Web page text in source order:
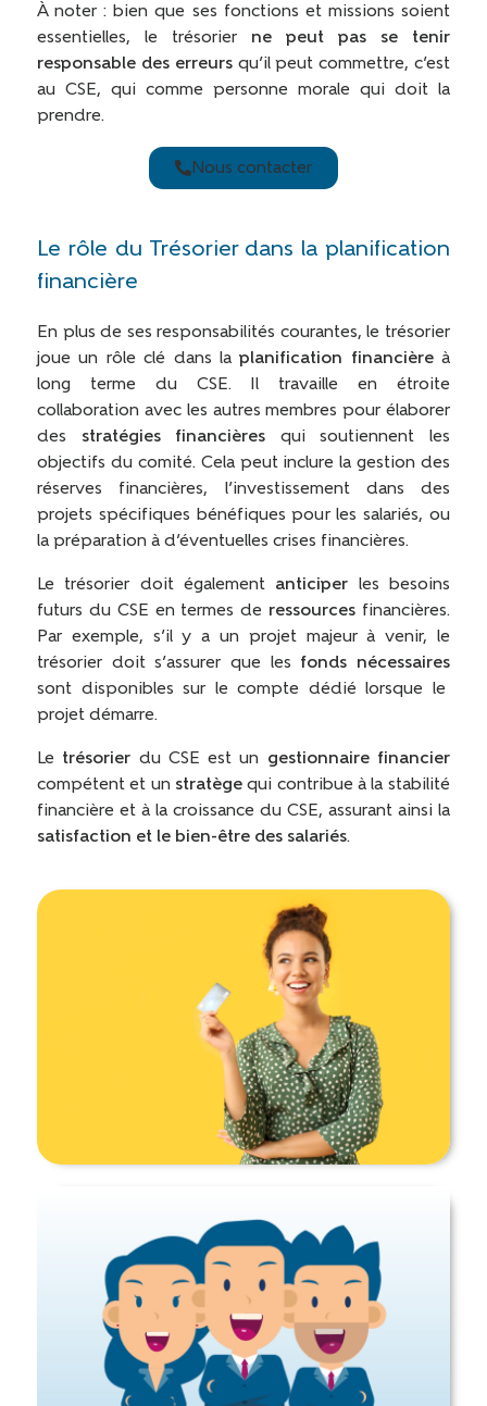
À noter : bien que ses fonctions et missions soient
essentielles, le trésorier ne peut pas se tenir
responsable des erreursqu’il peut commettre, c’est
au CSE, qui comme personne morale qui doit la
prendre.
Nous contacter
Le rôle du Trésorier dans la planification
financière
En plus de ses responsabilités courantes, le trésorier
joue un rôle clé dans laplanification financièreà
long terme du CSE. Il travaille en étroite
collaboration avec les autres membres pour élaborer
des stratégies financières qui soutiennent les
objectifs du comité. Cela peut inclure la gestion des
réserves financières, l’investissement dans des
projets spécifiques bénéfiques pour les salariés, ou
la préparation à d’éventuelles crises financières.
Le trésorier doit également anticiper les besoins
futurs du CSE en termes de ressources financières.
Par exemple, s’il y a un projet majeur à venir, le
trésorier doit s’assurer que les fonds nécessaires
sont disponibles sur le compte dédié lorsque le
projet démarre.
Le trésorier du CSE est un gestionnaire financier
compétent et un stratège qui contribue à la stabilité
financière et à la croissance du CSE, assurant ainsi la
satisfaction et le bien-être des salariés.